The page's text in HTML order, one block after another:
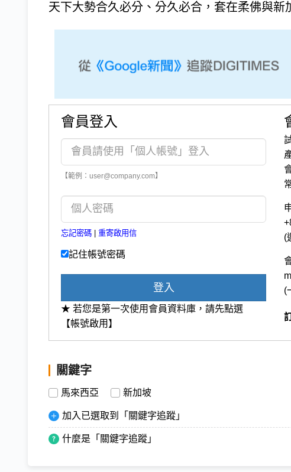
天下大勢合久必分、分久必合，套在柔佛與新
會員登入
【範例：user@company.com】
忘記密碼 重寄啟用信
記住帳號密碼
登入
★ 若您是第一次使用會員資料庫，請先點選
【帳號啟用】
(
(
關鍵字
馬來西亞 新加坡
加入已選取到「關鍵字追蹤」
什麼是「關鍵字追蹤」